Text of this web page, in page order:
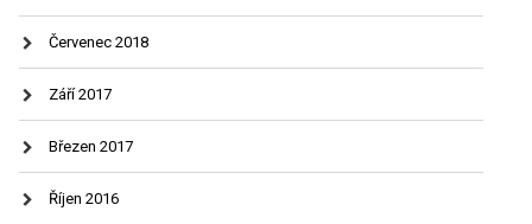
Červenec 2018
Září 2017
Březen 2017
Říjen 2016